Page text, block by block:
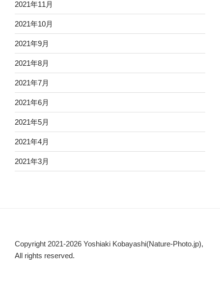
2021年11月
2021年10月
2021年9月
2021年8月
2021年7月
2021年6月
2021年5月
2021年4月
2021年3月
Copyright 2021-2026 Yoshiaki Kobayashi(Nature-Photo.jp),
All rights reserved.